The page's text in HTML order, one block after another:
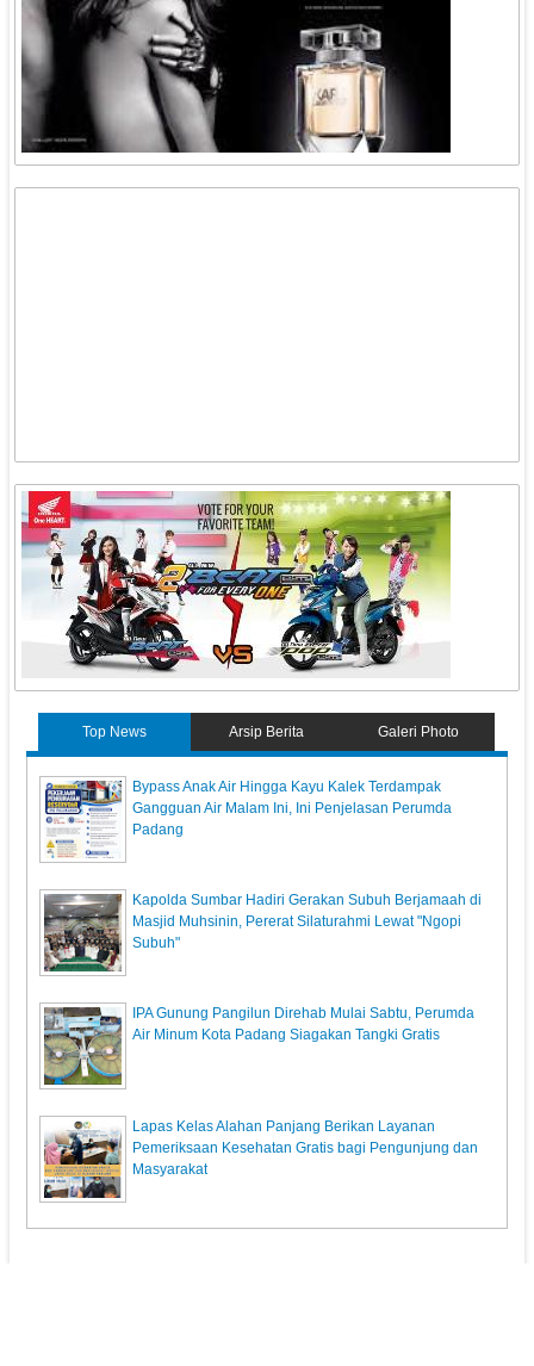
Top News Arsip Berita Galeri Photo
Bypass Anak Air Hingga Kayu Kalek Terdampak
Gangguan Air Malam Ini, Ini Penjelasan Perumda
Padang
Kapolda Sumbar Hadiri Gerakan Subuh Berjamaah di
Masjid Muhsinin, Pererat Silaturahmi Lewat "Ngopi
Subuh"
IPA Gunung Pangilun Direhab Mulai Sabtu, Perumda
Air Minum Kota Padang Siagakan Tangki Gratis
Lapas Kelas Alahan Panjang Berikan Layanan
Pemeriksaan Kesehatan Gratis bagi Pengunjung dan
Masyarakat